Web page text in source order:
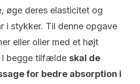
øge deres elasticitet og
i stykker. Til denne opgave
eller olier med et højt
I begge tilfælde skal de
for bedre absorption i